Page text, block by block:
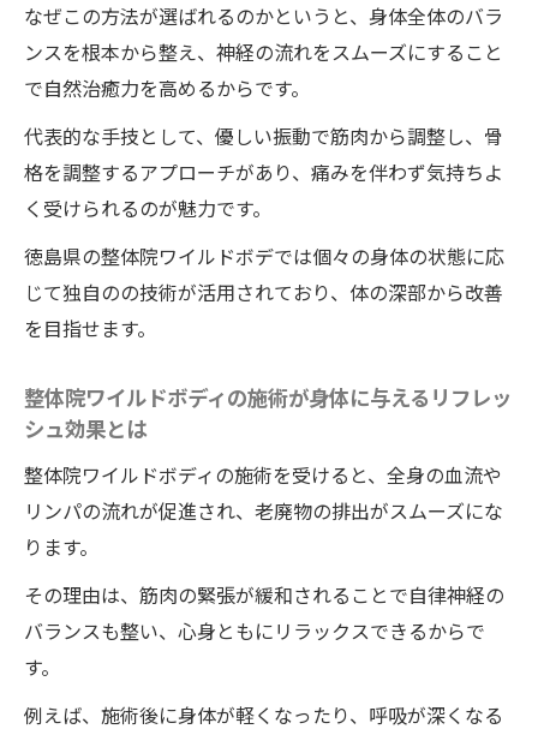
心地よさと疲労回復を両立する整体院ワイルド
ボディの施術の魅力
整体院ワイルドボディの施術の心地よさと
疲労回復を両立する秘訣
徳島の整体院ワイルドボディの施術のリラ
クゼーション効果を徹底解説
人気の整体院ワイルドボディの技術で心身
ともにリフレッシュ
深部から癒す整体院ワイルドボディならで
女性にも選ばれる整体院ワイルドボディの
徳島の整体院ワイルドボディの評判が高い
理由に迫る
の新提案
慢性疲労に整体院ワイルドボディが効果的
徳島の整体院ワイルドボディで慢性的なだ
なぜこの方法が選ばれるのかというと、身体全体のバラ
ンスを根本から整え、神経の流れをスムーズにすること
で自然治癒力を高めるからです。
代表的な手技として、優しい振動で筋肉から調整し、骨
格を調整するアプローチがあり、痛みを伴わず気持ちよ
く受けられるのが魅力です。
徳島県の整体院ワイルドボデでは個々の身体の状態に応
じて独自のの技術が活用されており、体の深部から改善
を目指せます。
整体院ワイルドボディの施術が身体に与えるリフレッ
シュ効果とは
整体院ワイルドボディの施術を受けると、全身の血流や
リンパの流れが促進され、老廃物の排出がスムーズにな
ります。
その理由は、筋肉の緊張が緩和されることで自律神経の
バランスも整い、心身ともにリラックスできるからで
す。
例えば、施術後に身体が軽くなったり、呼吸が深くなる